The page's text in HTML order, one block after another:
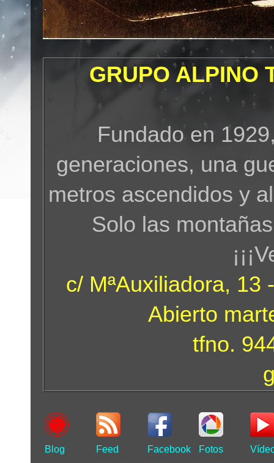
GRUPO ALPINO
Fundado en
generaciones, una
metros ascendidos y
Solo las
c/ MªAuxiliadora, 13
Abierto
tfno.
Blog Feed Facebook Fotos